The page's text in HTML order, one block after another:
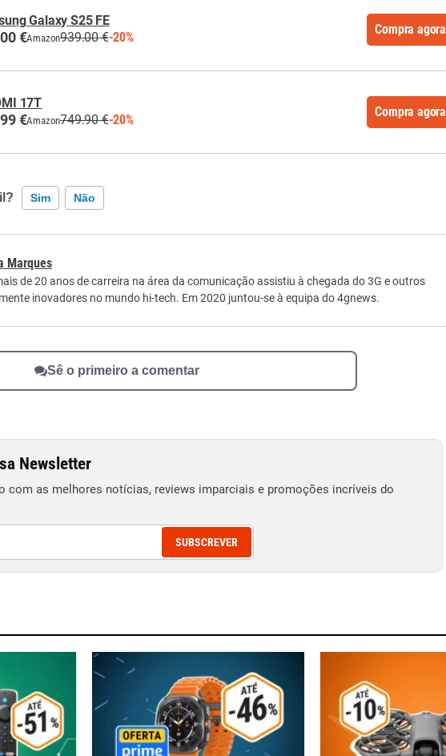
Galaxy S25 FE
€Amazon939.00 €-20%
Compra agora
17T
€Amazon749.90 €-20%
Compra agora
Sim Não
a informação que procuro
Marques
de 20 anos de carreira na área da comunicação assistiu à chegada do 3G e outros
inovadores no mundo hi-tech. Em 2020 juntou-se à equipa do 4gnews.
Sê o primeiro a comentar
Newsletter
com as melhores notícias, reviews imparciais e promoções incríveis do
SUBSCREVER